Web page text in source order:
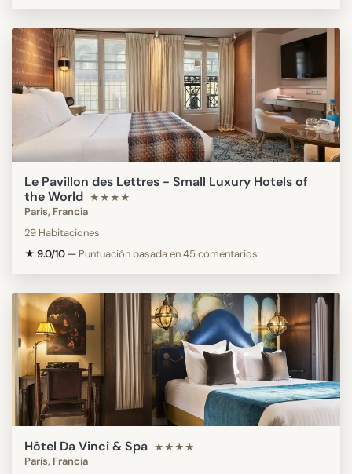
Le Pavillon des Lettres - Small Luxury Hotels of
the World ★★★★
Paris, Francia
29 Habitaciones
★ 9.0/10 — Puntuación basada en 45 comentarios
Hôtel Da Vinci & Spa ★★★★
Paris, Francia